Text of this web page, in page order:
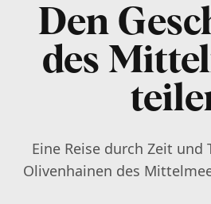
Den
des
Eine Reise durch Zeit und
Olivenhainen des